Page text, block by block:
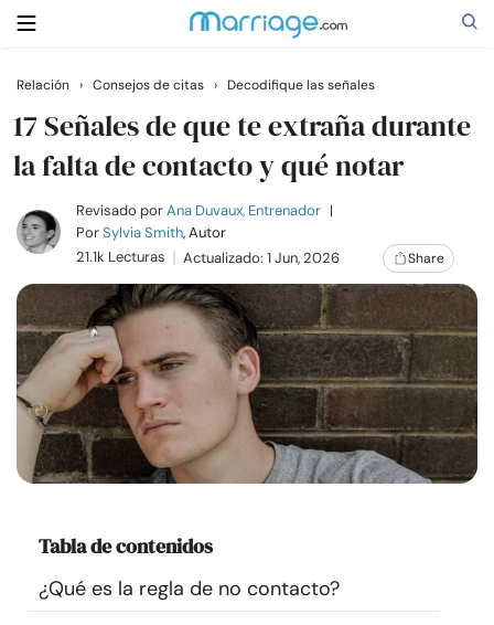
Buscar
Casarse
Relaciones
Familia
Ayuda
Cursos
Comunidad
Relación › Consejos de citas › Decodifique las señales
17 Señales de que te extraña durante
la falta de contacto y qué notar
Revisado porAna Duvaux, Entrenador |
PorSylvia Smith, Autor
21.1k Lecturas
Actualizado: 1 Jun, 2026 Share
Tabla de contenidos
¿Qué es la regla de no contacto?